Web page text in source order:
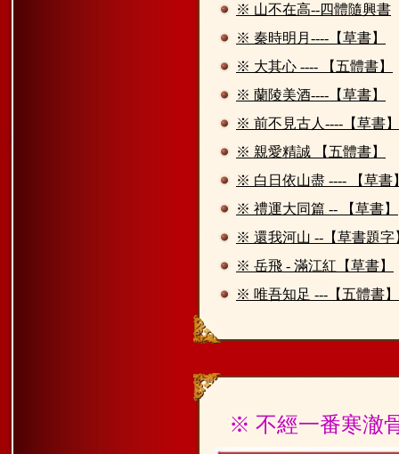
※ 山不在高--四體隨興書
※ 秦時明月----【草書】
※ 大其心 ---- 【五體書】
※ 蘭陵美酒----【草書】
※ 前不見古人----【草書】
※ 親愛精誠 【五體書】
※ 白日依山盡 ---- 【草書
※ 禮運大同篇 -- 【草書】
※ 還我河山 --【草書題字
※ 岳飛 - 滿江紅【草書】
※ 唯吾知足 ---【五體書】
※ 不經一番寒澈